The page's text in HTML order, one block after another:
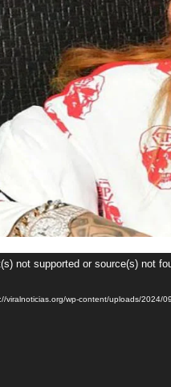
not supported or source(s) not
viralnoticias.org/wp-content/uploads/2024/